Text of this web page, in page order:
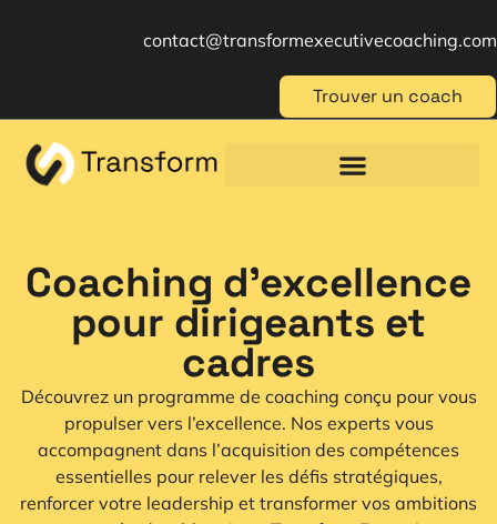
contact@transformexecutivecoaching.com
Trouver un coach
Coaching d'excellence
pour dirigeants et
cadres
Découvrez un programme de coaching conçu pour vous
propulser vers l’excellence. Nos experts vous
accompagnent dans l’acquisition des compétences
essentielles pour relever les défis stratégiques,
renforcer votre leadership et transformer vos ambitions